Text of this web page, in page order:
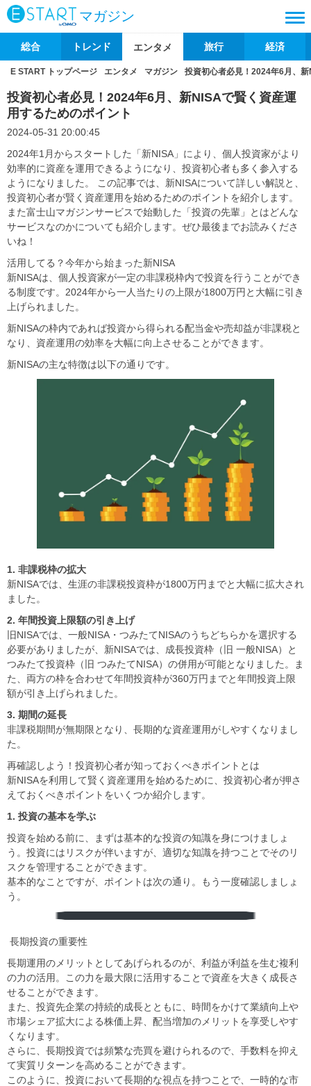
マガジン
総合 トレンド エンタメ 旅行 経済
E START トップページ エンタメ マガジン 投資初心者必見！2024年6月、
投資初心者必見！2024年6月、新NISAで賢く資産運
用するためのポイント
2024-05-31 20:00:45
2024年1月からスタートした「新NISA」により、個人投資家がより
効率的に資産を運用できるようになり、投資初心者も多く参入する
ようになりました。 この記事では、新NISAについて詳しい解説と、
投資初心者が賢く資産運用を始めるためのポイントを紹介します。
また富士山マガジンサービスで始動した「投資の先輩」とはどんな
サービスなのかについても紹介します。ぜひ最後までお読みくださ
いね！
活用してる？今年から始まった新NISA
新NISAは、個人投資家が一定の非課税枠内で投資を行うことができ
る制度です。2024年から一人当たりの上限が1800万円と大幅に引き
上げられました。
新NISAの枠内であれば投資から得られる配当金や売却益が非課税と
なり、資産運用の効率を大幅に向上させることができます。
新NISAの主な特徴は以下の通りです。
1. 非課税枠の拡大
新NISAでは、生涯の非課税投資枠が1800万円までと大幅に拡大され
ました。
2. 年間投資上限額の引き上げ
旧NISAでは、一般NISA・つみたてNISAのうちどちらかを選択する
必要がありましたが、新NISAでは、成長投資枠（旧 一般NISA）と
つみたて投資枠（旧 つみたてNISA）の併用が可能となりました。ま
た、両方の枠を合わせて年間投資枠が360万円までと年間投資上限
額が引き上げられました。
3. 期間の延長
非課税期間が無期限となり、長期的な資産運用がしやすくなりまし
た。
再確認しよう！投資初心者が知っておくべきポイントとは
新NISAを利用して賢く資産運用を始めるために、投資初心者が押さ
えておくべきポイントをいくつか紹介します。
1. 投資の基本を学ぶ
投資を始める前に、まずは基本的な投資の知識を身につけましょ
う。投資にはリスクが伴いますが、適切な知識を持つことでそのリ
スクを管理することができます。
基本的なことですが、ポイントは次の通り。もう一度確認しましょ
う。
︎ 長期投資の重要性
長期運用のメリットとしてあげられるのが、利益が利益を生む複利
の力の活用。この力を最大限に活用することで資産を大きく成長さ
せることができます。
また、投資先企業の持続的成長とともに、時間をかけて業績向上や
市場シェア拡大による株価上昇、配当増加のメリットを享受しやす
くなります。
さらに、長期投資では頻繁な売買を避けられるので、手数料を抑え
て実質リターンを高めることができます。
このように、投資において長期的な視点を持つことで、一時的な市